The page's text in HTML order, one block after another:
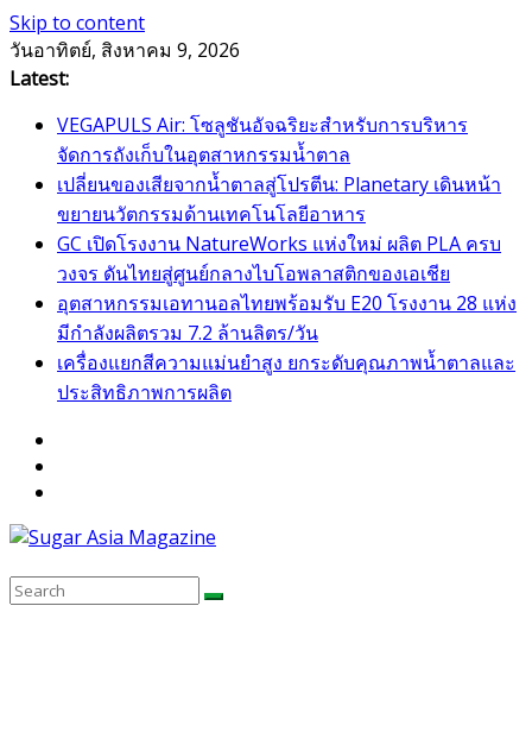
Skip to content
วันอาทิตย์, สิงหาคม 9, 2026
Latest:
VEGAPULS Air: โซลูชันอัจฉริยะสำหรับการบริหาร
จัดการถังเก็บในอุตสาหกรรมน้ำตาล
เปลี่ยนของเสียจากน้ำตาลสู่โปรตีน: Planetary เดินหน้า
ขยายนวัตกรรมด้านเทคโนโลยีอาหาร
GC เปิดโรงงาน NatureWorks แห่งใหม่ ผลิต PLA ครบ
วงจร ดันไทยสู่ศูนย์กลางไบโอพลาสติกของเอเชีย
อุตสาหกรรมเอทานอลไทยพร้อมรับ E20 โรงงาน 28 แห่ง
มีกำลังผลิตรวม 7.2 ล้านลิตร/วัน
เครื่องแยกสีความแม่นยำสูง ยกระดับคุณภาพน้ำตาลและ
ประสิทธิภาพการผลิต